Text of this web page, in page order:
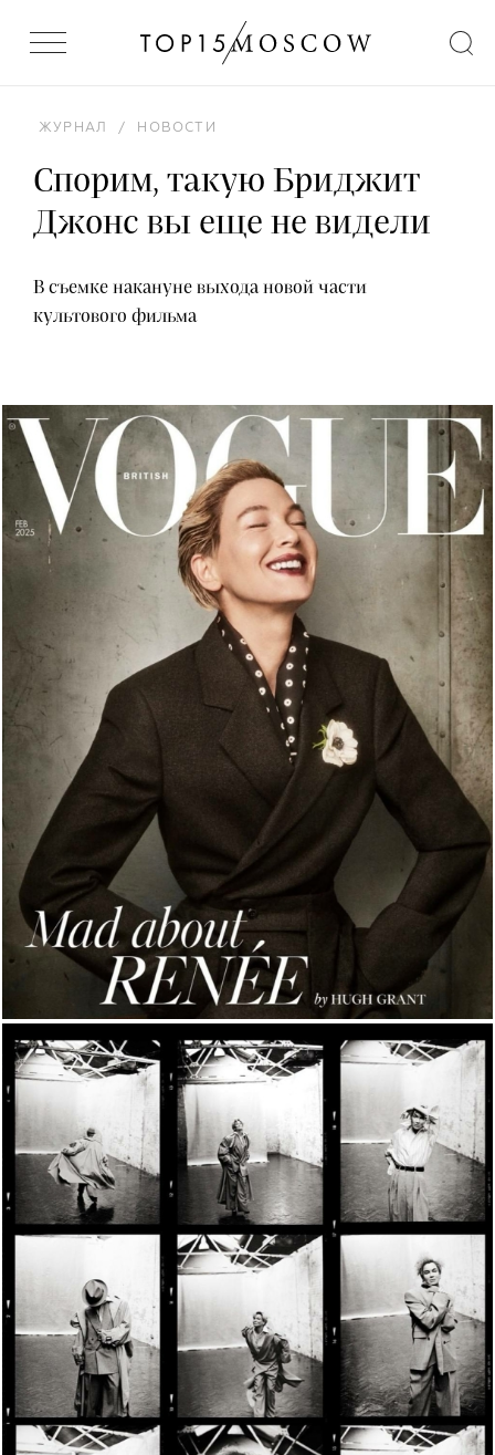
ЖУРНАЛ / НОВОСТИ
Спорим, такую Бриджит
Джонс вы еще не видели
В съемке накануне выхода новой части
культового фильма